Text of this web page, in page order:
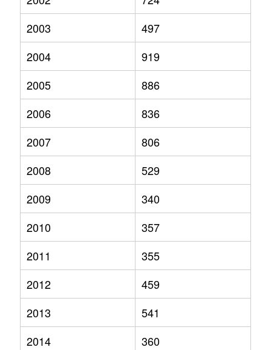
2003
497
2004
919
2005
886
2006
836
2007
806
2008
529
2009
340
2010
357
2011
355
2012
459
2013
541
2014
360